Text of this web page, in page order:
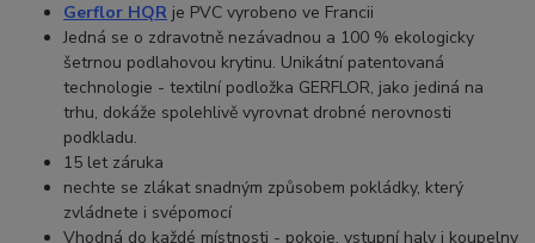
Gerflor HQR je PVC vyrobeno ve Francii
Jedná se o zdravotně nezávadnou a 100 % ekologicky
šetrnou podlahovou krytinu. Unikátní patentovaná
technologie - textilní podložka GERFLOR, jako jediná na
trhu, dokáže spolehlivě vyrovnat drobné nerovnosti
podkladu.
15 let záruka
nechte se zlákat snadným způsobem pokládky, který
zvládnete i svépomocí
Vhodná do každé místnosti - pokoje, vstupní haly i koupelny